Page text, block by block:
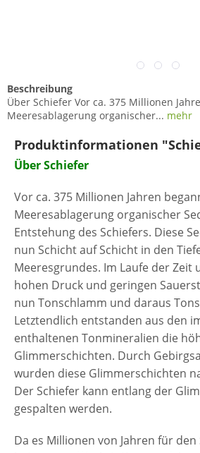
Beschreibung
Über Schiefer Vor ca. 375 Millionen
Meeresablagerung organischer... mehr
Produktinformationen
Über Schiefer
Vor ca. 375 Millionen Jahren
Meeresablagerung organischer
Entstehung des Schiefers. Diese
nun Schicht auf Schicht in den
Meeresgrundes. Im Laufe der
hohen Druck und geringen
nun Tonschlamm und daraus
Letztendlich entstanden aus den
enthaltenen Tonmineralien die
Glimmerschichten. Durch
wurden diese Glimmerschichten
Der Schiefer kann entlang der
gespalten werden.
Da es Millionen von Jahren für